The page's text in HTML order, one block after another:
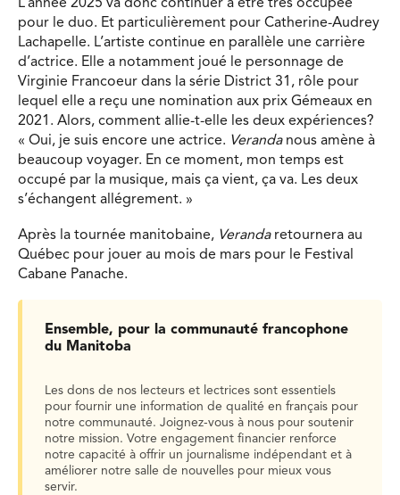
L’année 2025 va donc continuer à être très occupée
pour le duo. Et particulièrement pour Catherine-Audrey
Lachapelle. L’artiste continue en parallèle une carrière
d’actrice. Elle a notamment joué le personnage de
Virginie Francoeur dans la série District 31, rôle pour
lequel elle a reçu une nomination aux prix Gémeaux en
2021. Alors, comment allie-t-elle les deux expériences?
« Oui, je suis encore une actrice. Verandanous amène à
beaucoup voyager. En ce moment, mon temps est
occupé par la musique, mais ça vient, ça va. Les deux
s’échangent allégrement. »
Après la tournée manitobaine, Verandaretournera au
Québec pour jouer au mois de mars pour le Festival
Cabane Panache.
Ensemble, pour la communauté francophone
du Manitoba
Les dons de nos lecteurs et lectrices sont essentiels
pour fournir une information de qualité en français pour
notre communauté. Joignez-vous à nous pour soutenir
notre mission. Votre engagement financier renforce
notre capacité à offrir un journalisme indépendant et à
améliorer notre salle de nouvelles pour mieux vous
servir.